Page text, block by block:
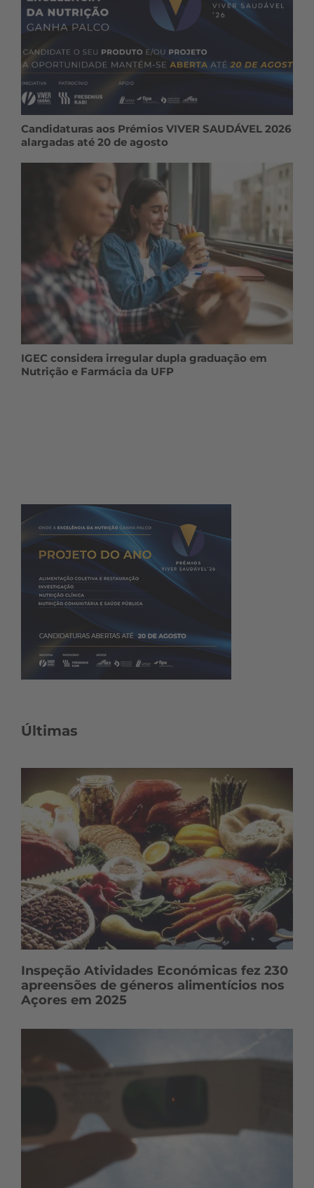
Candidaturas aos Prémios VIVER SAUDÁVEL 2026
alargadas até 20 de agosto
IGEC considera irregular dupla graduação em
Nutrição e Farmácia da UFP
Últimas
Inspeção Atividades Económicas fez 230
apreensões de géneros alimentícios nos
Açores em 2025